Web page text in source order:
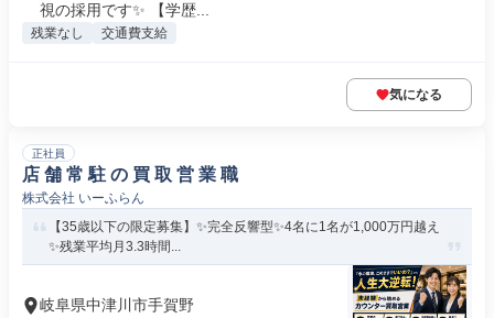
視の採用です✨ 【学歴...
残業なし 交通費支給
気になる
正社員
店 舗 常 駐 の 買 取 営 業 職
株式会社 いーふらん
【35歳以下の限定募集】✨完全反響型✨4名に1名が1,000万円越え
✨残業平均月3.3時間...
岐阜県中津川市手賀野